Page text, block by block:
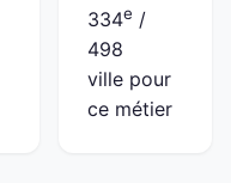
334e /
498
ville pour
ce métier